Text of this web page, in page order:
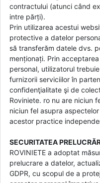
contractului (atunci când
intre părți).
Prin utilizarea acestui
protective a datelor
să transferăm datele dvs.
menționați. Prin
personal, utilizatorul
furnizorii serviciilor în
confidenţialitate şi de
Roviniete. ro nu are niciun
niciun fel asupra
acestor practice
SECURITATEA
ROVINIETE a adoptat
prelucrare a datelor,
GDPR, cu scopul de a